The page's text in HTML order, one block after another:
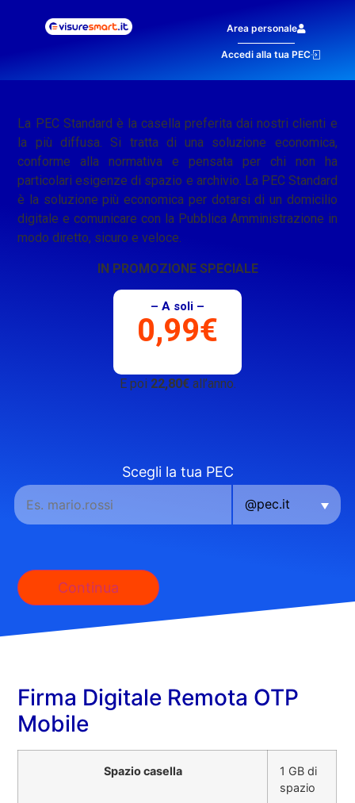
Area personale
Accedi alla tua PEC
La PEC Standard è la casella preferita dai nostri clienti e
la più diffusa. Si tratta di una soluzione economica,
conforme alla normativa e pensata per chi non ha
particolari esigenze di spazio e archivio. La PEC Standard
è la soluzione più economica per dotarsi di un domicilio
digitale e comunicare con la Pubblica Amministrazione in
modo diretto, sicuro e veloce.
IN PROMOZIONE SPECIALE
– A soli –
0,99€
E poi 22,80€all’anno.
Scegli la tua PEC
Continua
Firma Digitale Remota OTP
Mobile
Spazio casella
1 GB di
spazio